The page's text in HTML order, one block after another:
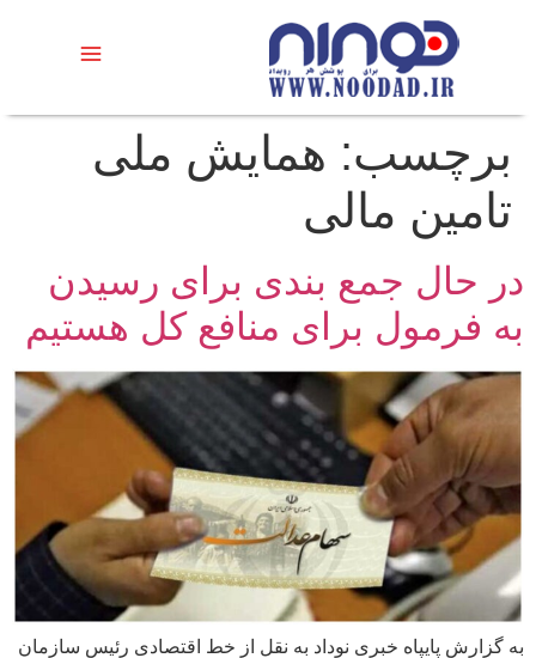
برچسب: همایش ملی
تامین مالی
در حال جمع بندی برای رسیدن
به فرمول برای منافع کل هستیم
به گزارش پایپاه خبری نوداد به نقل از خط اقتصادی رئیس سازمان